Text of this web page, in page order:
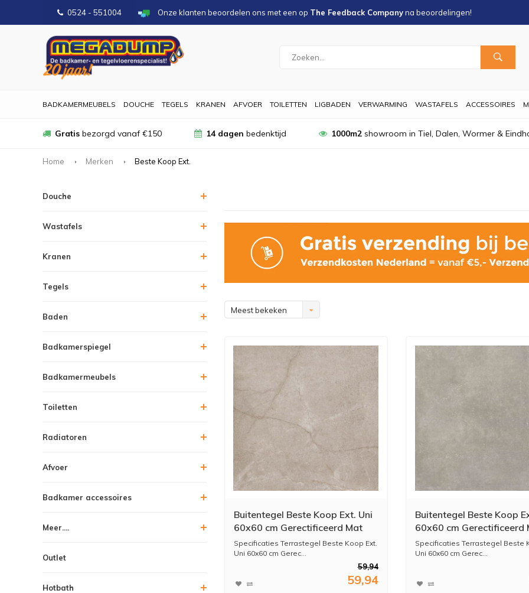
0524 - 551004 Onze klanten beoordelen ons met een op The Feedback Companyna beoordelingen!
BADKAMERMEUBELS DOUCHE TEGELS KRANEN AFVOER TOILETTEN LIGBADEN VERWARMING WASTAFELS ACCESSOIRES
Gratis bezorgd vanaf €150 14 dagen bedenktijd 1000m2showroom in Tiel, Dalen, Wormer &
Home Merken Beste Koop Ext.
Douche
Wastafels
Kranen
Tegels
Baden
Badkamerspiegel
Badkamermeubels
Toiletten
Radiatoren
Afvoer
Badkamer accessoires
Meer....
Outlet
Hotbath
Meest bekeken
Buitentegel Beste Koop Ext. Uni
60x60 cm Gerectificeerd Mat
Beige (Prijs Per M2)
Specificaties Terrastegel Beste Koop Ext.
Uni 60x60 cm Gerec...
59,94
59,94
Buitentegel Beste Koop
60x60 cm Gerectificeerd
Warm Grey (Prijs Per M2)
Specificaties Terrastegel Beste
Uni 60x60 cm Gerec...